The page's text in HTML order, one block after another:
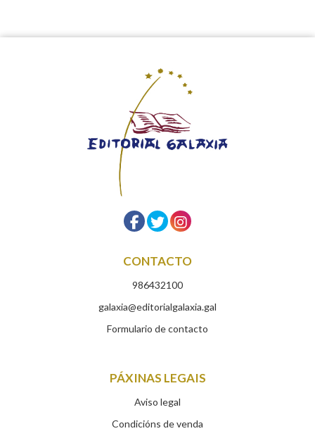
CONTACTO
986432100
galaxia@editorialgalaxia.gal
Formulario de contacto
PÁXINAS LEGAIS
Aviso legal
Condicións de venda